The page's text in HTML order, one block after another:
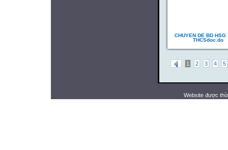
CHUYEN DE BD HSG
THCSdoc.do
1 2 3 4 5
Website được